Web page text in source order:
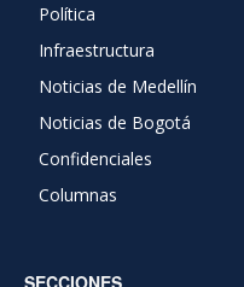
Política
Infraestructura
Noticias de Medellín
Noticias de Bogotá
Confidenciales
Columnas
SECCIONES